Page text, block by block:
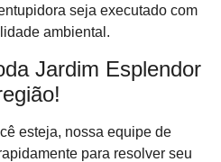
seja executado com
ambiental.
Jardim Esplendor
esteja, nossa equipe de
para resolver seu